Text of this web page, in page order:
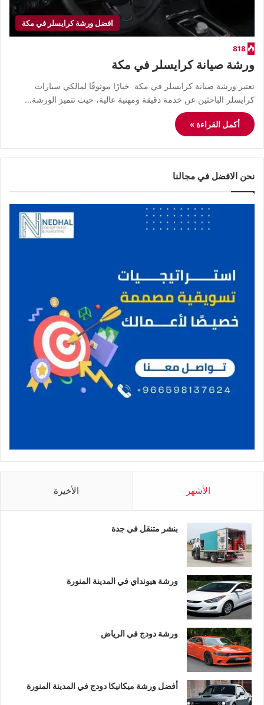
افضل ورشة كرايسلر في مكة
818
ورشة صيانة كرايسلر في مكة
تعتبر ورشة صيانة كرايسلر في مكة خيارًا موثوقًا لمالكي سيارات
كرايسلر الباحثين عن خدمة دقيقة ومهنية عالية، حيث تتميز الورشة…
أكمل القراءة »
نحن الافضل في مجالنا
الأشهر الأخيرة
بنشر متنقل في جدة
ورشة هيونداي في المدينة المنورة
ورشة دودج في الرياض
أفضل ورشة ميكانيكا دودج في المدينة المنورة